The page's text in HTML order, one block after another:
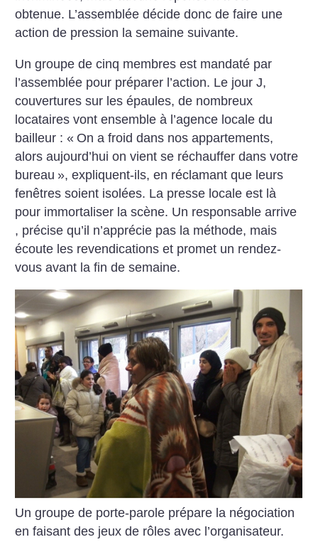
obtenue. L’assemblée décide donc de faire une
action de pression la semaine suivante.
Un groupe de cinq membres est mandaté par
l’assemblée pour préparer l’action. Le jour J,
couvertures sur les épaules, de nombreux
locataires vont ensemble à l’agence locale du
bailleur : « On a froid dans nos appartements,
alors aujourd’hui on vient se réchauffer dans votre
bureau », expliquent-ils, en réclamant que leurs
fenêtres soient isolées. La presse locale est là
pour immortaliser la scène. Un responsable arrive
, précise qu’il n’apprécie pas la méthode, mais
écoute les revendications et promet un rendez-
vous avant la fin de semaine.
Un groupe de porte-parole prépare la négociation
en faisant des jeux de rôles avec l’organisateur.